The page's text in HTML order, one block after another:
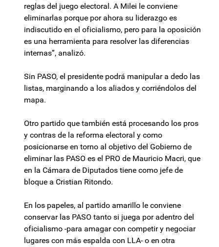
reglas del juego electoral. A Milei le conviene
eliminarlas porque por ahora su liderazgo es
indiscutido en el oficialismo, pero para la oposición
es una herramienta para resolver las diferencias
internas”, analizó.
Sin PASO, el presidente podrá manipular a dedo las
listas, marginando a los aliados y corriéndolos del
mapa.
Otro partido que también está procesando los pros
y contras de la reforma electoral y como
posicionarse en torno al objetivo del Gobierno de
eliminar las PASO es el PRO de Mauricio Macri, que
en la Cámara de Diputados tiene como jefe de
bloque a Cristian Ritondo.
En los papeles, al partido amarillo le conviene
conservar las PASO tanto si juega por adentro del
oficialismo -para amagar con competir y negociar
lugares con más espalda con LLA- o en otra